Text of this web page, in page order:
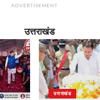
ADVERTISEMENT
उत्तराखंड
उत्तराखंड